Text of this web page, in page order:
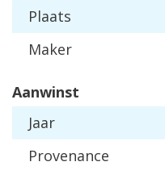
Plaats
Maker
Aanwinst
Jaar
Provenance